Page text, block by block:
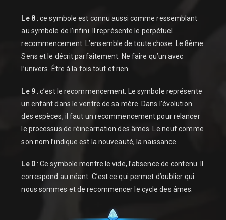
Le 8: ce symbole est connu aussi comme ressemblant
au symbole de l’infini. Il représente le perpétuel
recommencement. L’ensemble de toute chose. Le 8ème
Sens et le décrit parfaitement. Ne faire qu’un avec
l’univers. Être à la fois tout et rien.
Le 9: c’est le recommencement. Le symbole représente
un enfant dans le ventre de sa mère. Dans l’évolution
des espèces, il faut un recommencement pour relancer
le processus de réincarnation des âmes. Le neuf comme
son nom l’indique est la nouveauté, la naissance.
Le 0: Ce symbole montre le vide, l’absence de contenu. Il
correspond au néant. C’est ce qui permet d’oublier qui
nous sommes et de recommencer le cycle des âmes.